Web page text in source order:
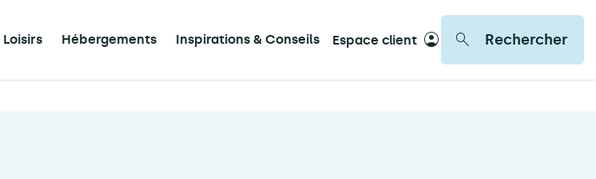
Hébergements Inspirations & Conseils Espace client Rechercher